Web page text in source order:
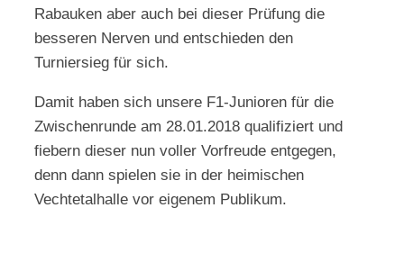
Rabauken aber auch bei dieser Prüfung die
besseren Nerven und entschieden den
Turniersieg für sich.
Damit haben sich unsere F1-Junioren für die
Zwischenrunde am 28.01.2018 qualifiziert und
fiebern dieser nun voller Vorfreude entgegen,
denn dann spielen sie in der heimischen
Vechtetalhalle vor eigenem Publikum.